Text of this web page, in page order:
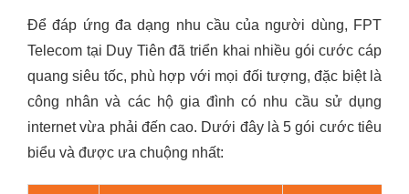
Để đáp ứng đa dạng nhu cầu của người dùng, FPT
Telecom tại Duy Tiên đã triển khai nhiều gói cước cáp
quang siêu tốc, phù hợp với mọi đối tượng, đặc biệt là
công nhân và các hộ gia đình có nhu cầu sử dụng
internet vừa phải đến cao. Dưới đây là 5 gói cước tiêu
biểu và được ưa chuộng nhất: